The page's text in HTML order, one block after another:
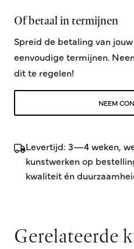
Of betaal in termijnen
Spreid de betaling van
eenvoudige termijnen.
dit te regelen!
NEEM
Levertijd: 3—4 weken,
kunstwerken op
kwaliteit én
Gerelateerde